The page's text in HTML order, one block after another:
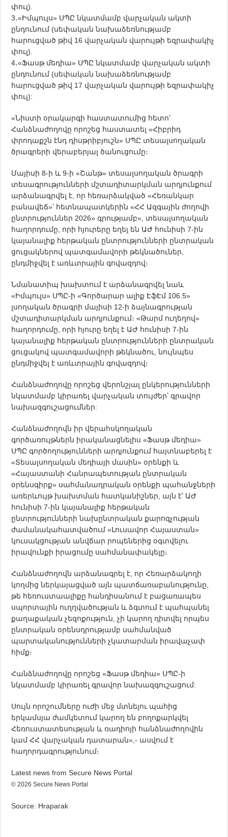
փուլ).
3․«Իմպուլս» ՍՊԸ նկատմամբ վարչական ակտի
ընդունում (սեփական նախաձեռնությամբ
հարուցված թիվ 16 վարչական վարույթի եզրափակիչ
փուլ).
4․«Ֆասթ մեդիա» ՍՊԸ նկատմամբ վարչական ակտի
ընդունում (սեփական նախաձեռնությամբ
հարուցված թիվ 17 վարչական վարույթի եզրափակիչ
փուլ):
«Նիստի օրակարգի հաստատումից հետո՝
Հանձնաժողովը որոշեց հաստատել «Հիբրիդ
փրոդաքշն էնդ դիսթրիբյուշն» ՍՊԸ տեսալսողական
ծրագրերի վերաբերյալ ծանուցումը։
Մայիսի 8-ի և 9-ի «Շանթ» տեսալսողական ծրագրի
տեսագրությունների մշտադիտարկման արդյունքում
արձանագրվել է, որ հեռարձակված «Հեռանկար
բանավեճ»՝ հետնապատկերին «ՀՀ Ազգային ժողովի
ընտրություններ 2026» գրությամբ», տեսալսողական
հաղորդումը, որի հյուրերը եղել են ԱԺ հունիսի 7-ին
կայանալիք հերթական ընտրությունների ընտրական
ցուցակներով պատգամավորի թեկնածուներ,
ընդմիջվել է առևտրային գովազդով։
Նմանատիպ խախտում է արձանագրվել նաև
«Իմպուլս» ՍՊԸ-ի «Գործարար ալիք ԷֆԷմ 106.5»
լսողական ծրագրի մայիսի 12-ի ձայնագրության
մշտադիտարկման արդյունքում։ «Թարմ ուղեղով»
հաղորդումը, որի հյուրը եղել է ԱԺ հունիսի 7-ին
կայանալիք հերթական ընտրությունների ընտրական
ցուցակով պատգամավորի թեկնածու, նույնպես
ընդմիջվել է առևտրային գովազդով։
Հանձնաժողովը որոշեց վերոնշյալ ընկերությունների
նկատմամբ կիրառել վարչական տույժեր՝ գրավոր
նախազգուշացումներ:
Հանձնաժողովն իր վերահսկողական
գործառույթներն իրականացնելիս «Ֆասթ մեդիա»
ՍՊԸ գործողությունների արդյունքում հայտնաբերել է
«Տեսալսողական մեդիայի մասին» օրենքի և
«Հայաստանի Հանրապետության ընտրական
օրենսգիրք» սահմանադրական օրենքի պահանջների
առերևույթ խախտման հատկանիշներ, այն է՝ ԱԺ
հունիսի 7-ին կայանալիք հերթական
ընտրությունների նախընտրական քարոզչության
ժամանակահատվածում «Լուսավոր Հայաստան»
կուսակցության անվճար րոպեներից օգտվելու
իրավունքի իրացումը սահմանափակելը։
Հանձնաժողովն արձանագրել է, որ Հեռարձակողի
կողմից ներկայացված այն պատճառաբանությունը,
թե հեռուստաալիքը հանդիսանում է բացառապես
սպորտային ուղղվածության և ձգտում է պահպանել
քաղաքական չեզոքություն, չի կարող դիտվել որպես
ընտրական օրենսդրությամբ սահմանված
պարտականությունների չկատարման իրավաչափ
հիմք։
Հանձնաժողովը որոշեց «Ֆասթ մեդիա» ՍՊԸ-ի
նկատմամբ կիրառել գրավոր նախազգուշացում:
Սույն որոշումները ուժի մեջ մտնելու պահից
երկամսյա ժամկետում կարող են բողոքարկվել
Հեռուստատեսության և ռադիոյի հանձնաժողովին
կամ ՀՀ վարչական դատարան»,- ասվում է
հաղորդագրությունում։
Latest news from Secure News Portal
© 2026 Secure News Portal
Source: Hraparak